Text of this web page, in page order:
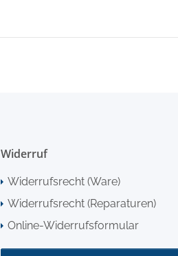
Widerruf
Widerrufsrecht (Ware)
Widerrufsrecht (Reparaturen)
Online-Widerrufsformular